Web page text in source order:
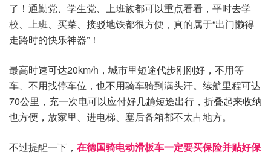
了！通勤党、学生党、上班族都可以重点看看，平时去学
校、上班、买菜、接驳地铁都很方便，真的属于“出门懒得
走路时的快乐神器”！
最高时速可达20km/h，城市里短途代步刚刚好，不用等
车、不用找停车位，也不用骑车骑到满头汗。续航里程可达
70公里，充一次电可以应付好几趟短途出行，折叠起来收纳
也方便，放家里、进电梯、塞后备箱都不太占地方。
不过提醒一下， 在德国骑电动滑板车一定要买保险并贴好保